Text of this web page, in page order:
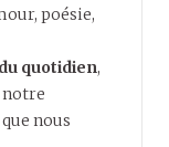
poésie,
quotidien,
notre
nous